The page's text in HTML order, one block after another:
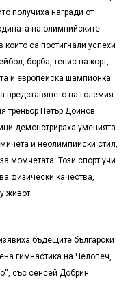
получиха награди от
на олимпийските
които са постигнали успехи
борба, тенис на корт,
и европейска шампионка
представянето на големия
треньор Петър Дойнов.
демонстрираха уменията
и неолимпийски стил,
момчетата. Този спорт учи
физически качества,
живот.
бъдещите български
гимнастика на Челопеч,
със сенсей Добрин